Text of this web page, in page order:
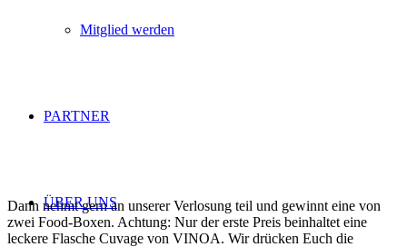
Mitglied werden
PARTNER
ÜBER UNS
Dann nehmt gern an unserer Verlosung teil und gewinnt eine von
zwei Food-Boxen. Achtung: Nur der erste Preis beinhaltet eine
leckere Flasche Cuvage von VINOA. Wir drücken Euch die